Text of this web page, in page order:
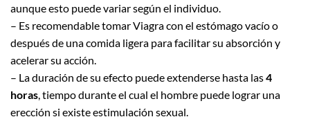
aunque esto puede variar según el individuo.
– Es recomendable tomar Viagra con el estómago vacío o
después de una comida ligera para facilitar su absorción y
acelerar su acción.
– La duración de su efecto puede extenderse hasta las4
horas , tiempo durante el cual el hombre puede lograr una
erección si existe estimulación sexual.